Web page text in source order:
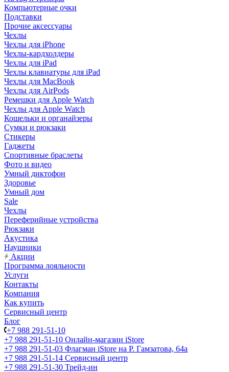
Компьютерные очки
Подставки
Прочие аксессуары
Чехлы
Чехлы для iPhone
Чехлы-кардхолдеры
Чехлы для iPad
Чехлы клавиатуры для iPad
Чехлы для MacBook
Чехлы для AirPods
Ремешки для Apple Watch
Чехлы для Apple Watch
Кошельки и органайзеры
Сумки и рюкзаки
Стикеры
Гаджеты
Спортивные браслеты
Фото и видео
Умный диктофон
Здоровье
Умный дом
Sale
Чехлы
Переферийные устройства
Рюкзаки
Акустика
Наушники
Акции
Программа лояльности
Услуги
Контакты
Компания
Как купить
Сервисный центр
Блог
+7 988 291-51-10
+7 988 291-51-10 Онлайн-магазин iStore
+7 988 291-51-03 Флагман iStore на Р. Гамзатова, 64а
+7 988 291-51-14 Сервисный центр
+7 988 291-51-30 Трейд-ин